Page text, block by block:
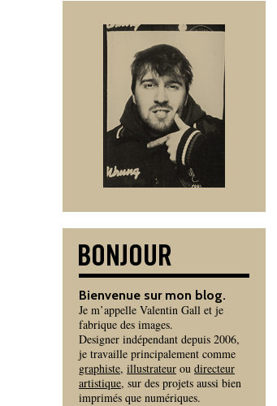
Bienvenue sur mon blog.
Je m’appelle Valentin Gall et je
fabrique des images.
Designer indépendant depuis 2006,
je travaille principalement comme
graphiste, illustrateur ou directeur
artistique, sur des projets aussi bien
imprimés que numériques.